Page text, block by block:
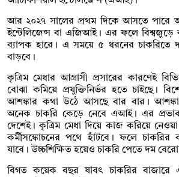
আর ২০২৭ সালের প্রথম দিকে আসতে পারে
ইন্টেলিজেন্স বা এজিআই। এর ফলে বিশ্বজুড়ে
ব্যাপক হারে। এ সময়ে ৫ ধরনের চাকরিতে
বাড়বে।
কৃত্রিম মেধার আগ্রাসী প্রসারের কারণেই
বোঝা কমিয়ে প্রযুক্তিনির্ভর হতে চাইছে।
আশঙ্কার কথা উঠে আসছে বার বার। আশঙ্কা
অনেক চাকরি কেড়ে নেবে এআই। এর
দেশেই। কৃত্রিম মেধা দিয়ে কাজ করিয়ে
কর্মীসঙ্কোচনের পথে হাঁটবে। ফলে চাকরির
যাবে। উচ্চশিক্ষিত হয়েও চাকরি পেতে দম
বিগত কয়েক বছর যাবৎ চাকরির বাজারে